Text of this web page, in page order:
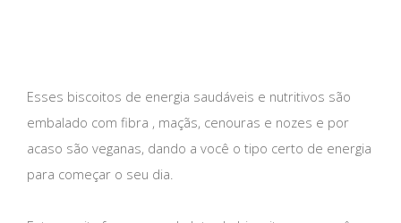
Esses biscoitos de energia saudáveis ​​e nutritivos são
embalado com fibra , maçãs, cenouras e nozes e por
acaso são veganas, dando a você o tipo certo de energia
para começar o seu dia.